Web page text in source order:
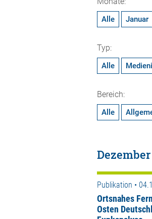
Alle Januar
Typ:
Alle
Bereich:
Alle
Dezember
Publikation •
Ortsnahes
Osten